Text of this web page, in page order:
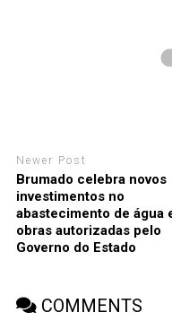
Newer Post
Brumado celebra novos
investimentos no
abastecimento de água
obras autorizadas pelo
Governo do Estado
COMMENTS